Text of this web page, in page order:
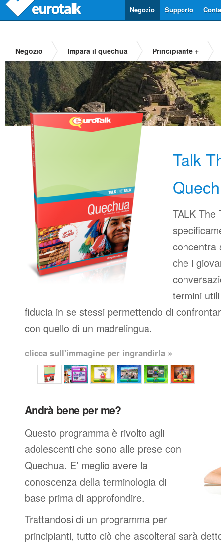
Supporto
Negozio
Negozio Impara il quechua Principiante +
Talk
TALK The
concentra
che i
termini
fiducia in se stessi permettendo di
con quello di un madrelingua.
clicca sull'immagine per ingrandirla »
Andrà bene per me?
Questo programma è rivolto agli
adolescenti che sono alle prese con
Quechua. E’ meglio avere la
conoscenza della terminologia di
base prima di approfondire.
Trattandosi di un programma per
principianti, tutto ciò che ascolterai sarà